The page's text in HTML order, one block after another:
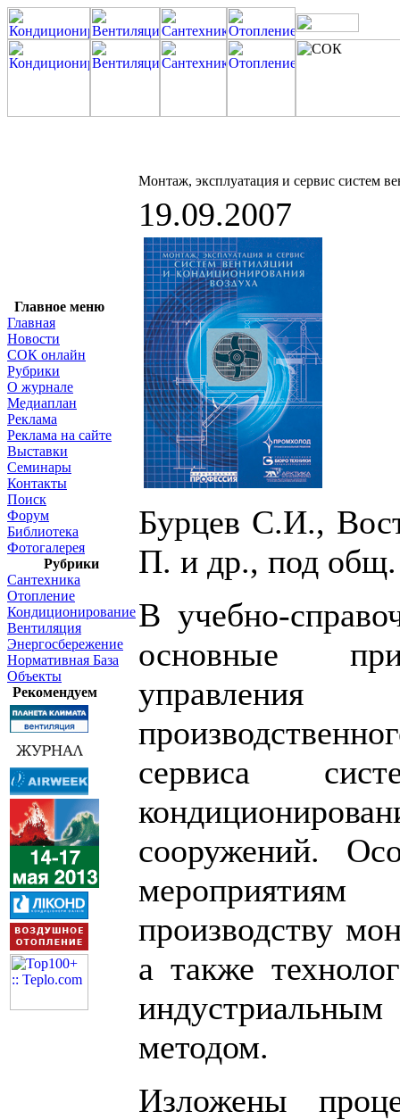
Главное меню
Главная
Новости
СОК онлайн
Рубрики
О журнале
Медиаплан
Реклама
Реклама на сайте
Выставки
Семинары
Контакты
Поиск
Форум
Библиотека
Фотогалерея
Рубрики
Сантехника
Отопление
Кондиционирование
Вентиляция
Энергосбережение
Нормативная База
Объекты
Рекомендуем
Монтаж, эксплуатация и сервис систем
19.09.2007
Бурцев С.И.,
П. и др., под
В учебно-
основные
сервиса
сооружений.
производству
а также
индустриальным
методом.
Изложены